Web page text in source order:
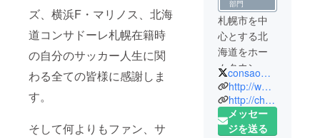
ズ、横浜F・マリノス、北海
道コンサドーレ札幌在籍時
の自分のサッカー人生に関
わる全ての皆様に感謝しま
す。
そして何よりもファン、サ
部門
札幌市を中
心とする北
海道をホー
ムタウンと
する、Jリー
グに加盟す
るプロサッ
カークラ
consaofficial
http://www.consadole-sapporo.jp
http://chsc.jp/
メッセー
ジを送る